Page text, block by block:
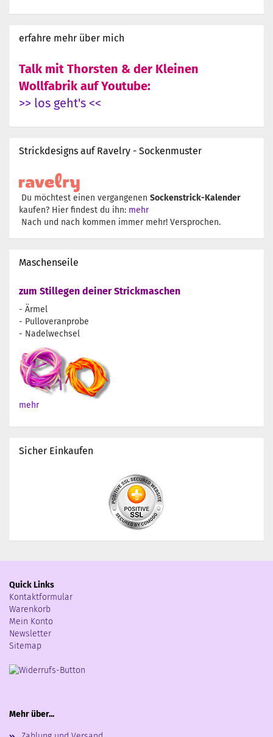
erfahre mehr über mich
Talk mit Thorsten & der Kleinen
Wollfabrik auf Youtube:
>> los geht's <<
Strickdesigns auf Ravelry - Sockenmuster
Du möchtest einen vergangenen Sockenstrick-Kalender
kaufen? Hier findest du ihn: mehr
Nach und nach kommen immer mehr! Versprochen.
Maschenseile
zum Stillegen deiner Strickmaschen
- Ärmel
- Pulloveranprobe
- Nadelwechsel
mehr
Sicher Einkaufen
Quick Links
Kontaktformular
Warenkorb
Mein Konto
Newsletter
Sitemap
Mehr über...